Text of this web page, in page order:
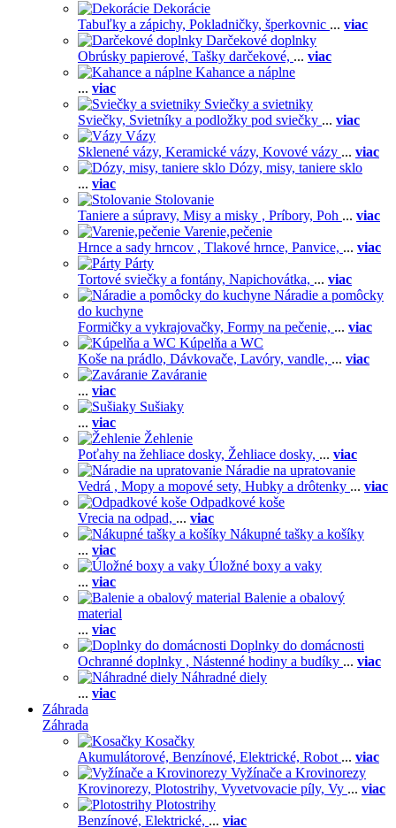
Dekorácie
Tabuľky a zápichy, Pokladničky, šperkovnic ... viac
Darčekové doplnky
Obrúsky papierové, Tašky darčekové, ... viac
Kahance a náplne
... viac
Sviečky a svietniky
Sviečky, Svietníky a podložky pod sviečky ... viac
Vázy
Sklenené vázy, Keramické vázy, Kovové vázy ... viac
Dózy, misy, taniere sklo
... viac
Stolovanie
Taniere a súpravy, Misy a misky , Príbory, Poh ... viac
Varenie,pečenie
Hrnce a sady hrncov , Tlakové hrnce, Panvice, ... viac
Párty
Tortové sviečky a fontány, Napichovátka, ... viac
Náradie a pomôcky
do kuchyne
Formičky a vykrajovačky, Formy na pečenie, ... viac
Kúpelňa a WC
Koše na prádlo, Dávkovače, Lavóry, vandle, ... viac
Zaváranie
... viac
Sušiaky
... viac
Žehlenie
Poťahy na žehliace dosky, Žehliace dosky, ... viac
Náradie na upratovanie
Vedrá , Mopy a mopové sety, Hubky a drôtenky ... viac
Odpadkové koše
Vrecia na odpad, ... viac
Nákupné tašky a košíky
... viac
Úložné boxy a vaky
... viac
Balenie a obalový
material
... viac
Doplnky do domácnosti
Ochranné doplnky , Nástenné hodiny a budíky ... viac
Náhradné diely
... viac
Záhrada
Záhrada
Kosačky
Akumulátorové, Benzínové, Elektrické, Robot ... viac
Vyžínače a Krovinorezy
Krovinorezy, Plotostrihy, Vyvetvovacie píly, Vy ... viac
Plotostrihy
Benzínové, Elektrické, ... viac